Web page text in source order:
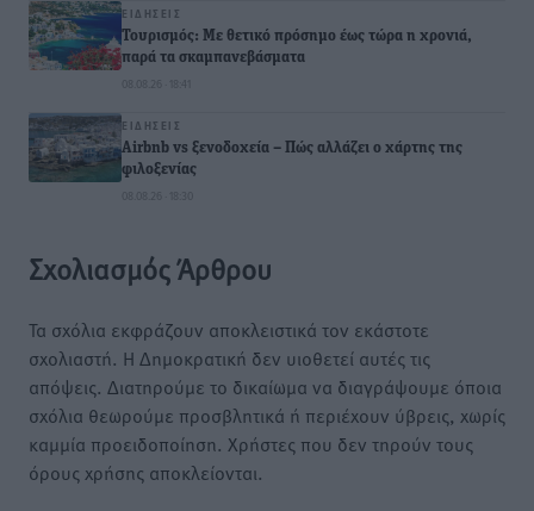
ΕΙΔΉΣΕΙΣ
Τουρισμός: Με θετικό πρόσημο έως τώρα η χρονιά,
παρά τα σκαμπανεβάσματα
08.08.26 · 18:41
ΕΙΔΉΣΕΙΣ
Airbnb vs ξενοδοχεία – Πώς αλλάζει ο χάρτης της
φιλοξενίας
08.08.26 · 18:30
Σχολιασμός Άρθρου
Τα σχόλια εκφράζουν αποκλειστικά τον εκάστοτε
σχολιαστή. Η Δημοκρατική δεν υιοθετεί αυτές τις
απόψεις. Διατηρούμε το δικαίωμα να διαγράψουμε όποια
σχόλια θεωρούμε προσβλητικά ή περιέχουν ύβρεις, χωρίς
καμμία προειδοποίηση. Χρήστες που δεν τηρούν τους
όρους χρήσης αποκλείονται.